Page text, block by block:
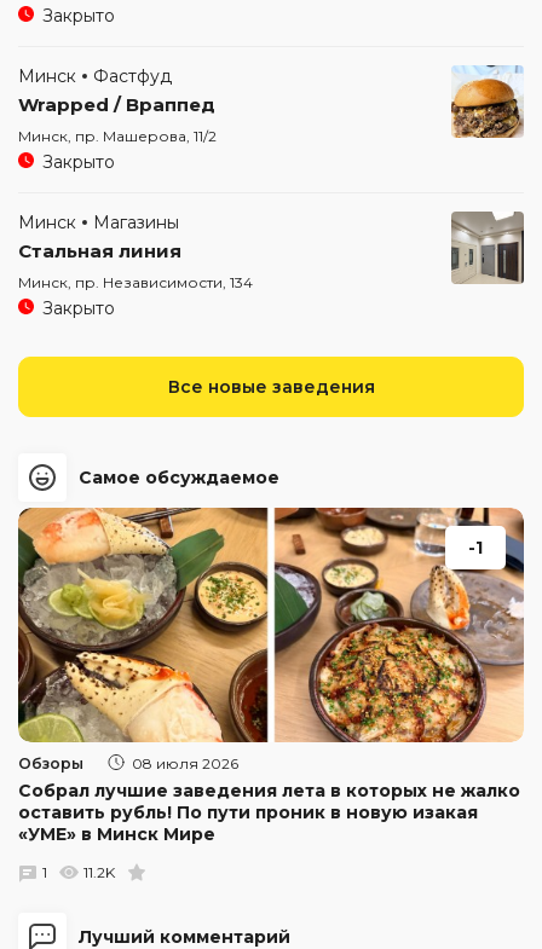
Закрыто
Минск Фастфуд
Wrapped / Враппед
Минск, пр. Машерова, 11/2
Закрыто
Минск Магазины
Стальная линия
Минск, пр. Независимости, 134
Закрыто
Все новые заведения
Лучший комментарий
Самое обсуждаемое
-1
Обзоры 08 июля 2026
Собрал лучшие заведения лета в которых не жалко
оставить рубль! По пути проник в новую изакая
«УМЕ» в Минск Мире
1 11.2K